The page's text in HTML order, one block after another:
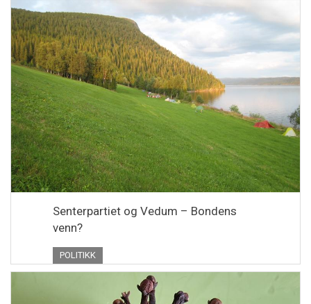
Senterpartiet og Vedum – Bondens
venn?
POLITIKK